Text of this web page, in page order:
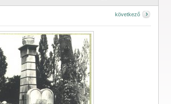
következő